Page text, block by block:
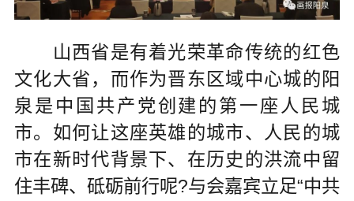
山西省是有着光荣革命传统的红色
文化大省，而作为晋东区域中心城的阳
泉是中国共产党创建的第一座人民城
市。如何让这座英雄的城市、人民的城
市在新时代背景下、在历史的洪流中留
住丰碑、砥砺前行呢?与会嘉宾立足“中共